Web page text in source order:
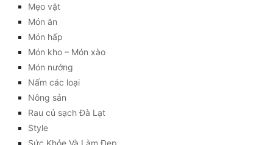
Mẹo vặt
Món ăn
Món hấp
Món kho – Món xào
Món nướng
Nấm các loại
Nông sản
Rau củ sạch Đà Lạt
Style
Sức Khỏe Và Làm Đẹp